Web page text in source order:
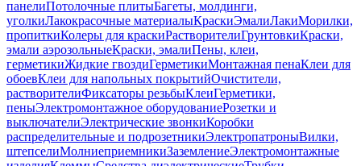
панелиПотолочные плитыБагеты, молдинги,
уголкиЛакокрасочные материалыКраскиЭмалиЛакиМорилки,
пропиткиКолеры для краскиРастворителиГрунтовкиКраски,
эмали аэрозольныеКраски, эмалиПены, клеи,
герметикиЖидкие гвоздиГерметикиМонтажная пенаКлеи для
обоевКлеи для напольных покрытийОчистители,
растворителиФиксаторы резьбыКлеиГерметики,
пеныЭлектромонтажное оборудованиеРозетки и
выключателиЭлектрические звонкиКоробки
распределительные и подрозетникиЭлектропатроныВилки,
штепселиМолниеприемникиЗаземлениеЭлектромонтажные